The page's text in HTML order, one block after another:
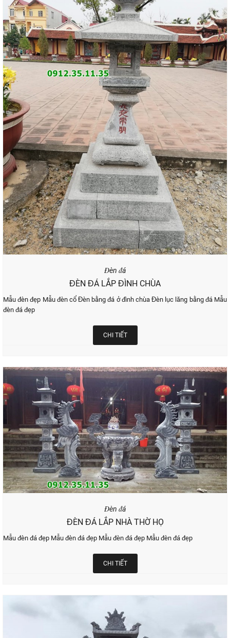
Đèn đá
ĐÈN ĐÁ LẮP ĐÌNH CHÙA
Mẫu đèn đẹp Mẫu đèn cổ Đèn bằng đá ở đình chùa Đèn lục lăng bằng đá Mẫu
đèn đá đẹp
CHI TIẾT
Đèn đá
ĐÈN ĐÁ LẮP NHÀ THỜ HỌ
Mẫu đèn đá đẹp Mẫu đèn đá đẹp Mẫu đèn đá đẹp Mẫu đèn đá đẹp
CHI TIẾT